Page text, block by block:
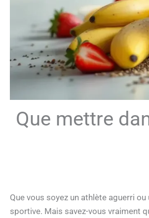
Que mettre
Que vous soyez un athlète aguerri
sportive. Mais savez-vous vraiment